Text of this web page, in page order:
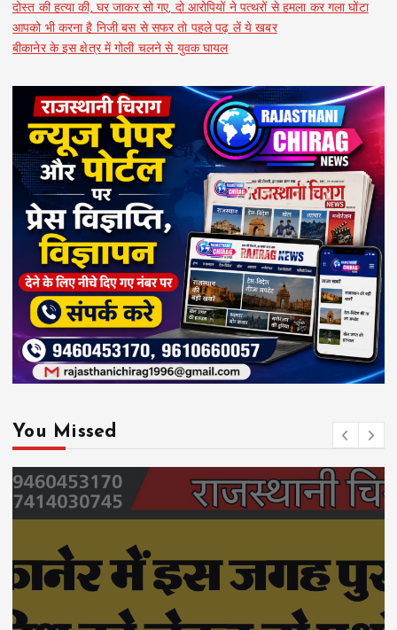
दोस्त की हत्या की, घर जाकर सो गए, दो आरोपियों ने पत्थरों से हमला कर गला घोंटा
आपको भी करना है निजी बस से सफर तो पहले पढ़ लें ये खबर
बीकानेर के इस क्षेत्र में गोली चलने से युवक घायल
You Missed